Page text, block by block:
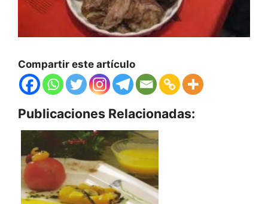
Compartir este artículo
Publicaciones Relacionadas: